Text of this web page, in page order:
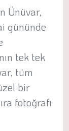
Ünüvar,
gününde
tek tek
tüm
bir
fotoğrafı